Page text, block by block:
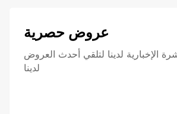
عروض حصرية
الإخبارية لدينا لتلقي أحدث العروض
لدينا